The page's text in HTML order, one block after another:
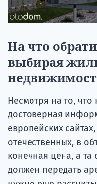
На что
выбирая
Несмотря на то, что
достоверная
европейских
отечественных, в
конечная цена, а та
должен передать